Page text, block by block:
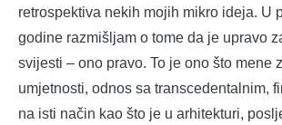
retrospektiva nekih mojih mikro ideja. U
godine razmišljam o tome da je upravo
svijesti – ono pravo. To je ono što mene
umjetnosti, odnos sa transcedentalnim,
na isti način kao što je u arhitekturi,